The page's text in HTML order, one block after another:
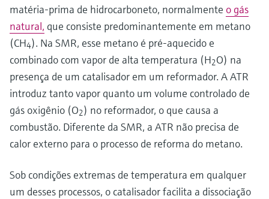
matéria-prima de hidrocarboneto, normalmente o gás
natural, que consiste predominantemente em metano
(CH4). Na SMR, esse metano é pré-aquecido e
combinado com vapor de alta temperatura (H2O) na
presença de um catalisador em um reformador. A ATR
introduz tanto vapor quanto um volume controlado de
gás oxigênio (O2) no reformador, o que causa a
combustão. Diferente da SMR, a ATR não precisa de
calor externo para o processo de reforma do metano.
Sob condições extremas de temperatura em qualquer
um desses processos, o catalisador facilita a dissociação